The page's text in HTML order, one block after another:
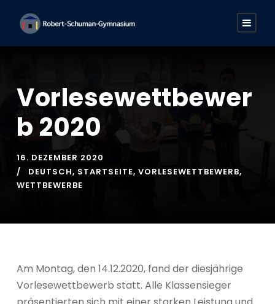
Vorlesewettbewer
b 2020
16. DEZEMBER 2020
DEUTSCH, STARTSEITE, VORLESEWETTBEWERB,
WETTBEWERBE
Am Montag, den 14.12.2020, fand der diesjährige
Vorlesewettbewerb statt. Alle Klassensieger